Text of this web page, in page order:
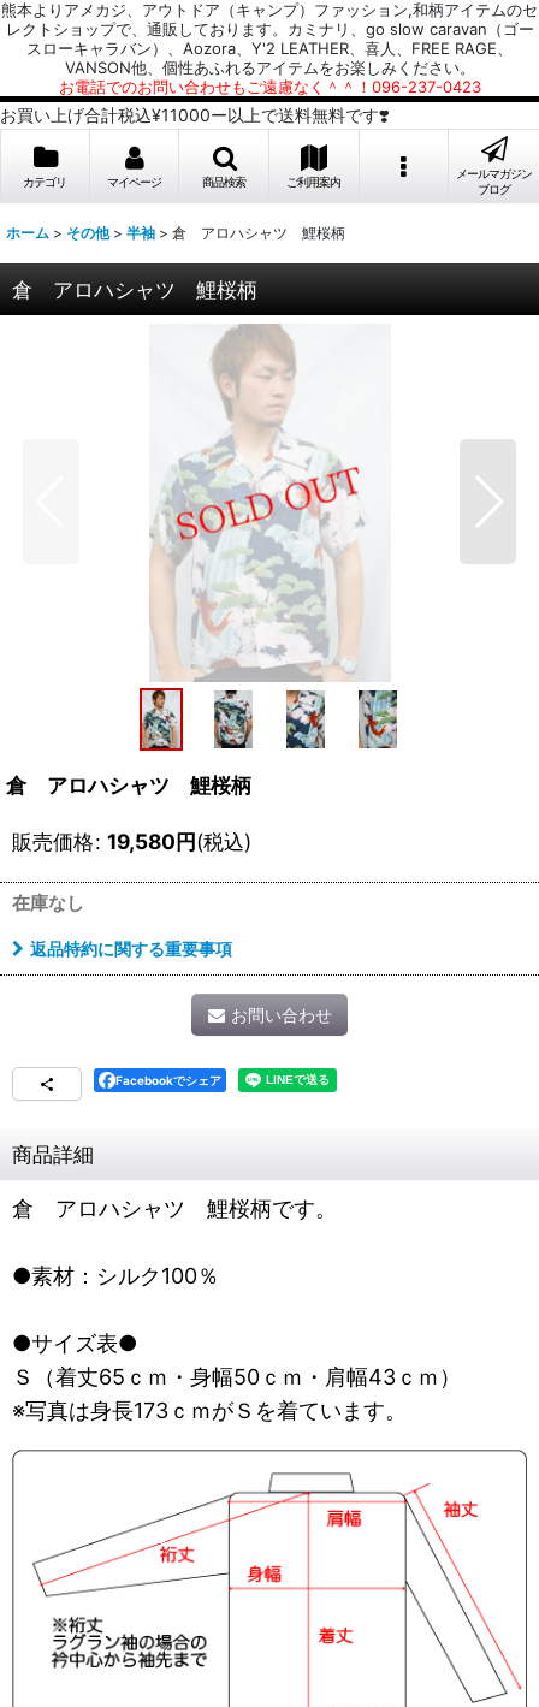
熊本よりアメカジ、アウトドア（キャンプ）ファッション,和柄アイテムのセ
レクトショップで、通販しております。カミナリ、go slow caravan（ゴー
スローキャラバン）、Aozora、Y'2 LEATHER、喜人、FREE RAGE、
VANSON他、個性あふれるアイテムをお楽しみください。
お電話でのお問い合わせもご遠慮なく＾＾！096-237-0423
お買い上げ合計税込¥11000ー以上で送料無料です❣️
カテゴリ マイページ 商品検索 ご利用案内
メールマガジン
ブログ
ホーム > その他 > 半袖 > 倉 アロハシャツ 鯉桜柄
倉 アロハシャツ 鯉桜柄
倉 アロハシャツ 鯉桜柄
販売価格: 19,580円(税込)
在庫なし
返品特約に関する重要事項
お問い合わせ
Facebookでシェア
商品詳細
倉 アロハシャツ 鯉桜柄です。
●素材：シルク100％
●サイズ表●
Ｓ（着丈65ｃｍ・身幅50ｃｍ・肩幅43ｃｍ）
※写真は身長173ｃｍがＳを着ています。